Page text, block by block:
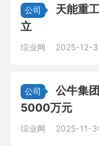
公司
天能重
立
综业网 2025-12-
公司
公牛集
5000万元
综业网 2025-11-